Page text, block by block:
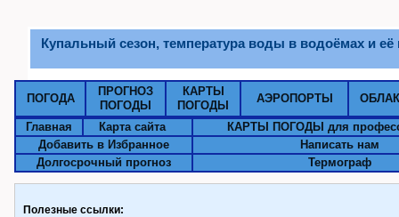
Купальный сезон, температура воды в водоёмах и её
ПОГОДА
ПРОГНОЗ
ПОГОДЫ
КАРТЫ
ПОГОДЫ
АЭРОПОРТЫ
Главная Карта сайта
КАРТЫ ПОГОДЫ для
Добавить в Избранное
Написать нам
Долгосрочный прогноз
Термограф
Полезные ссылки: